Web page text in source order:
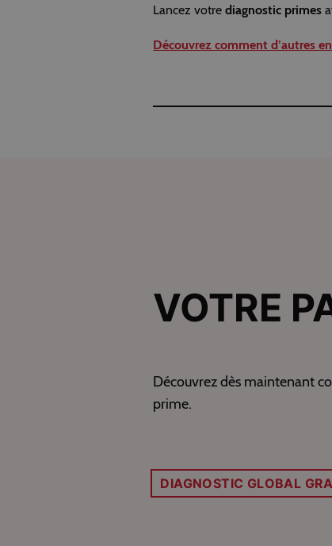
Lancez votrediagnostic primes
Découvrez comment d’autres
VOTRE
Découvrez dès maintenant
prime.
DIAGNOSTIC GLOBAL